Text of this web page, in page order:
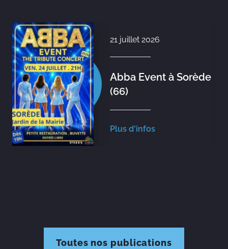
21 juillet 2026
Abba Event à Sorède
(66)
Plus d'infos
Toutes nos publications